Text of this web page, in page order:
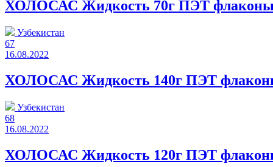
ХОЛОСАС Жидкость 70г ПЭТ флаконы
Узбекистан
67
16.08.2022
ХОЛОСАС Жидкость 140г ПЭТ
Узбекистан
68
16.08.2022
ХОЛОСАС Жидкость 120г ПЭТ